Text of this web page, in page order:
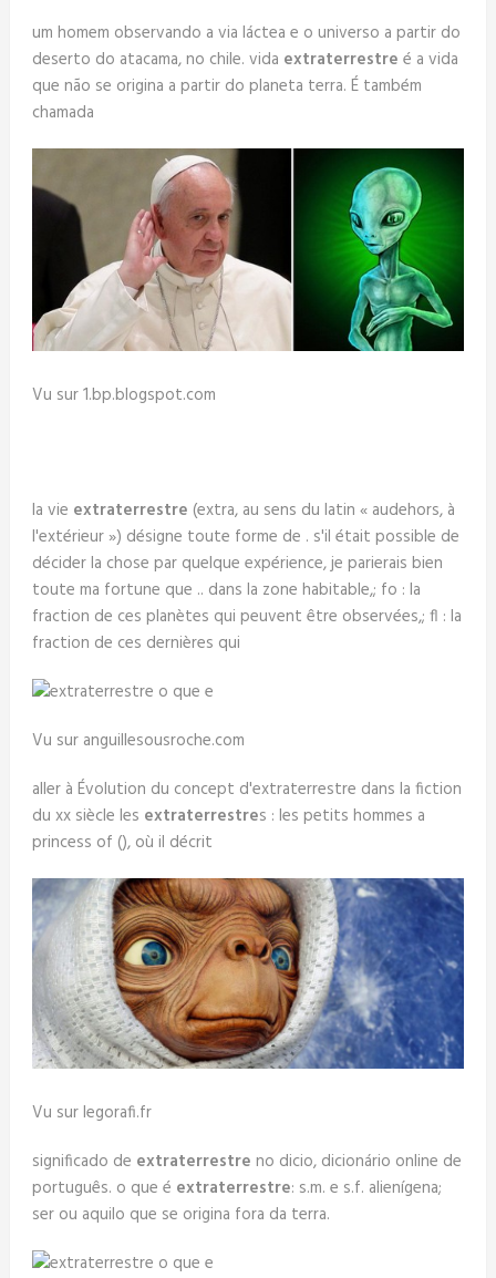
um homem observando a via láctea e o universo a partir do
deserto do atacama, no chile. vida extraterrestre é a vida
que não se origina a partir do planeta terra. É também
chamada
Vu sur 1.bp.blogspot.com
la vie extraterrestre (extra, au sens du latin « audehors, à
l'extérieur ») désigne toute forme de . s'il était possible de
décider la chose par quelque expérience, je parierais bien
toute ma fortune que .. dans la zone habitable,; fo : la
fraction de ces planètes qui peuvent être observées,; fl : la
fraction de ces dernières qui
Vu sur anguillesousroche.com
aller à Évolution du concept d'extraterrestre dans la fiction
du xx siècle les extraterrestres : les petits hommes a
princess of (), où il décrit
Vu sur legorafi.fr
significado de extraterrestre no dicio, dicionário online de
português. o que é extraterrestre: s.m. e s.f. alienígena;
ser ou aquilo que se origina fora da terra.